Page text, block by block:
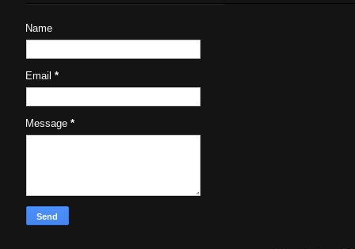
Name
Email*
Message*